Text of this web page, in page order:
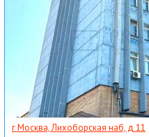
г Москва, Лихоборская наб, д 11